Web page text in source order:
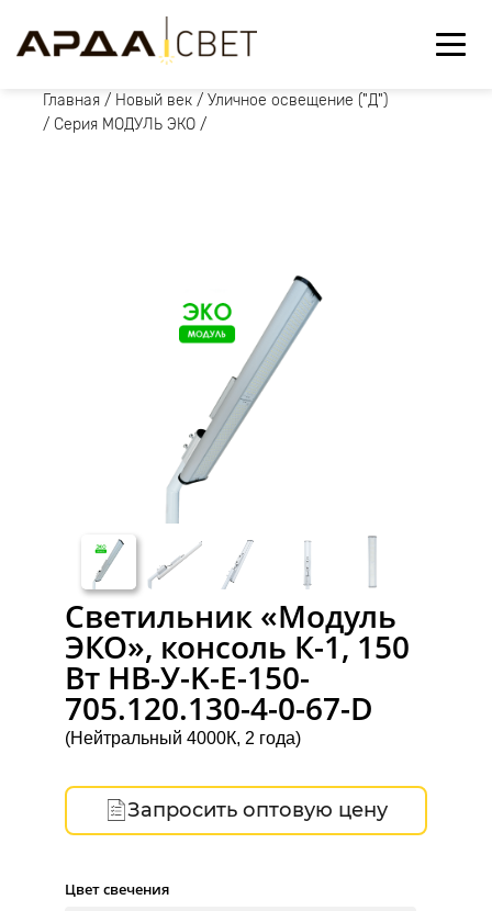
Главная / Новый век / Уличное освещение ("Д")
/ Серия МОДУЛЬ ЭКО /
Светильник «Модуль
ЭКО», консоль К-1, 150
Вт НВ-У-K-Е-150-
705.120.130-4-0-67-D
(Нейтральный 4000К, 2 года)
Запросить оптовую цену
Цвет свечения